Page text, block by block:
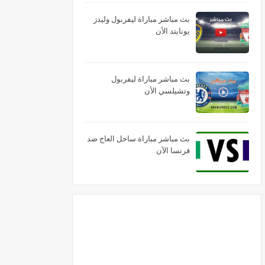
بث مباشر مباراة ليفربول وليدز
يونايتد الأن
بث مباشر مباراة ليفربول
وتشيلسي الأن
بث مباشر مباراة ساحل العاج ضد
فرنسا الآن